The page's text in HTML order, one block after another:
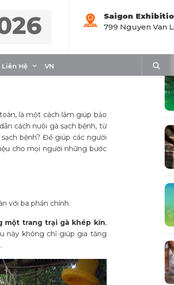
Saigon
799 Nguyen Van
Liên Hệ VN
lợi
là một cách làm giúp bảo
cách nuôi gà sạch bệnh, từ
bệnh? Để giúp các người
cho mọi người những bước
với ba phần chính.
một trang trại gà khép kín,
này không chỉ giúp gia tăng